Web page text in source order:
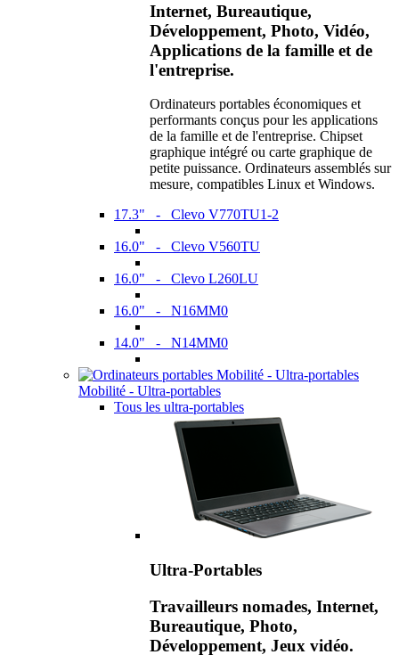
Internet, Bureautique,
Développement, Photo, Vidéo,
Applications de la famille et de
l'entreprise.
Ordinateurs portables économiques et
performants conçus pour les applications
de la famille et de l'entreprise. Chipset
graphique intégré ou carte graphique de
petite puissance. Ordinateurs assemblés sur
mesure, compatibles Linux et Windows.
17.3" - Clevo V770TU1-2
16.0" - Clevo V560TU
16.0" - Clevo L260LU
16.0" - N16MM0
14.0" - N14MM0
Mobilité - Ultra-portables
Tous les ultra-portables
Ultra-Portables
Travailleurs nomades, Internet,
Bureautique, Photo,
Développement, Jeux vidéo.